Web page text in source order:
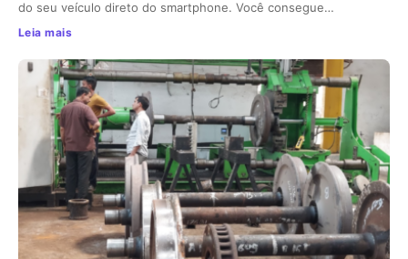
do seu veículo direto do smartphone. Você consegue…
Leia mais